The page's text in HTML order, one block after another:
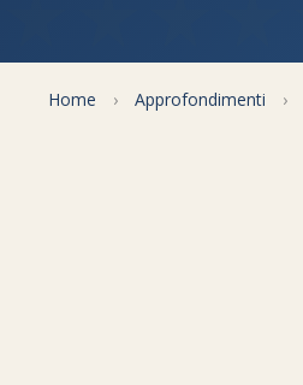
Home › Approfondimenti ›